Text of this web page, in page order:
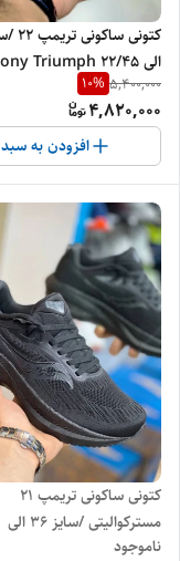
فروش عمده و تک
5,400,000
10%
4,820,000
افزودن به سبد
کتونی ساکونی تریمپ 21
مسترکوالیتی /سایز 36 الی
ناموجود